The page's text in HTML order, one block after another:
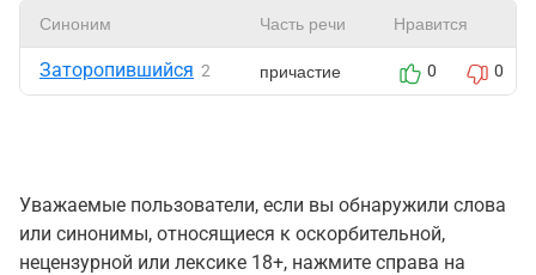
Синоним Часть речи Нравится
Заторопившийся 2 причастие 0 0
Уважаемые пользователи, если вы обнаружили слова
или синонимы, относящиеся к оскорбительной,
нецензурной или лексике 18+, нажмите справа на